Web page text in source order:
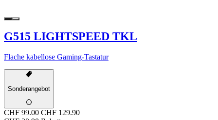
G515 LIGHTSPEED TKL
Flache kabellose Gaming-Tastatur
Sonderangebot
CHF 99.00 CHF 129.90